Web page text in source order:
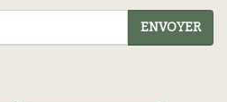
ENVOYER